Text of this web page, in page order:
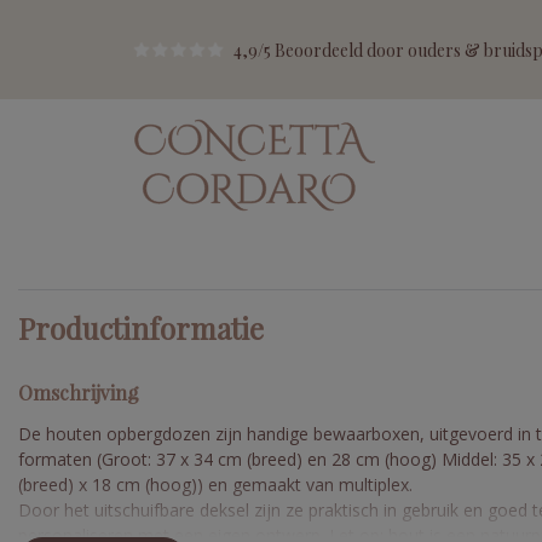
4,9/5 Beoordeeld door ouders &
Productinformatie
Omschrijving
De houten opbergdozen zijn handige bewaarboxen, uitgevoerd in
formaten (Groot: 37 x 34 cm (breed) en 28 cm (hoog) Middel: 35 x
(breed) x 18 cm (hoog)) en gemaakt van multiplex.
Door het uitschuifbare deksel zijn ze praktisch in gebruik en goed
personaliseren met een eigen ontwerp. Let op: hout is een